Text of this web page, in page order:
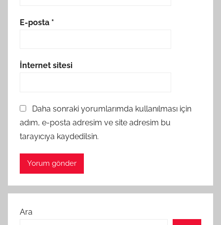
E-posta *
İnternet sitesi
Daha sonraki yorumlarımda kullanılması için
adım, e-posta adresim ve site adresim bu
tarayıcıya kaydedilsin.
Ara